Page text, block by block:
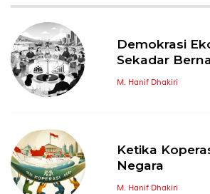
Demokrasi
Sekadar
M. Hanif Dhakiri
Ketika
Negara
M. Hanif Dhakiri